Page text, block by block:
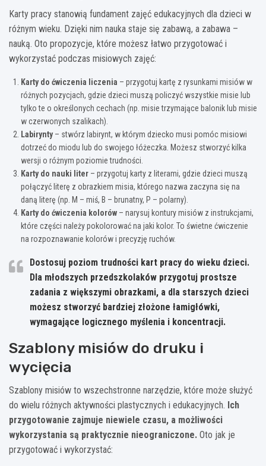
Karty pracy stanowią fundament zajęć edukacyjnych dla dzieci w
różnym wieku. Dzięki nim nauka staje się zabawą, a zabawa –
nauką. Oto propozycje, które możesz łatwo przygotować i
wykorzystać podczas misiowych zajęć:
Karty do ćwiczenia liczenia – przygotuj kartę z rysunkami misiów w
różnych pozycjach, gdzie dzieci muszą policzyć wszystkie misie lub
tylko te o określonych cechach (np. misie trzymające balonik lub misie
w czerwonych szalikach).
Labirynty– stwórz labirynt, w którym dziecko musi pomóc misiowi
dotrzeć do miodu lub do swojego łóżeczka. Możesz stworzyć kilka
wersji o różnym poziomie trudności.
Karty do nauki liter – przygotuj karty z literami, gdzie dzieci muszą
połączyć literę z obrazkiem misia, którego nazwa zaczyna się na
daną literę (np. M – miś, B – brunatny, P – polarny).
Karty do ćwiczenia kolorów – narysuj kontury misiów z instrukcjami,
które części należy pokolorować na jaki kolor. To świetne ćwiczenie
na rozpoznawanie kolorów i precyzję ruchów.
Dostosuj poziom trudności kart pracy do wieku dzieci.
Dla młodszych przedszkolaków przygotuj prostsze
zadania z większymi obrazkami, a dla starszych dzieci
możesz stworzyć bardziej złożone łamigłówki,
wymagające logicznego myślenia i koncentracji.
Szablony misiów do druku i
wycięcia
Szablony misiów to wszechstronne narzędzie, które może służyć
do wielu różnych aktywności plastycznych i edukacyjnych. Ich
przygotowanie zajmuje niewiele czasu, a możliwości
wykorzystania są praktycznie nieograniczone. Oto jak je
przygotować i wykorzystać: